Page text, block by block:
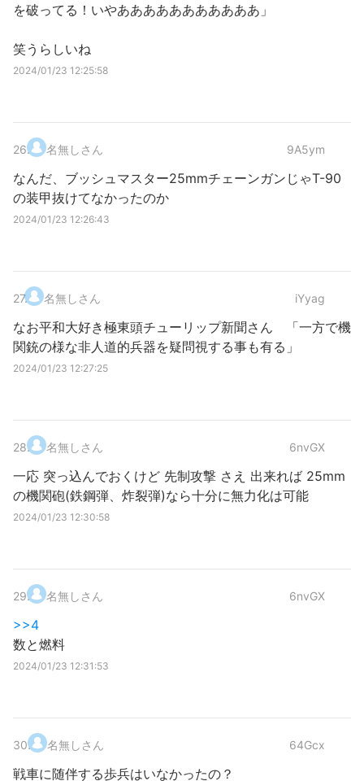
を破ってる！いやあああああああああああ」
笑うらしいね
2024/01/23 12:25:58
26. 名無しさん 9A5ym
なんだ、ブッシュマスター25mmチェーンガンじゃT-90
の装甲抜けてなかったのか
2024/01/23 12:26:43
27. 名無しさん iYyag
なお平和大好き極東頭チューリップ新聞さん 「一方で機
関銃の様な非人道的兵器を疑問視する事も有る」
2024/01/23 12:27:25
28. 名無しさん 6nvGX
一応 突っ込んでおくけど 先制攻撃 さえ 出来れば 25mm
の機関砲(鉄鋼弾、炸裂弾)なら十分に無力化は可能
2024/01/23 12:30:58
29. 名無しさん 6nvGX
>>4
数と燃料
2024/01/23 12:31:53
30. 名無しさん 64Gcx
戦車に随伴する歩兵はいなかったの？